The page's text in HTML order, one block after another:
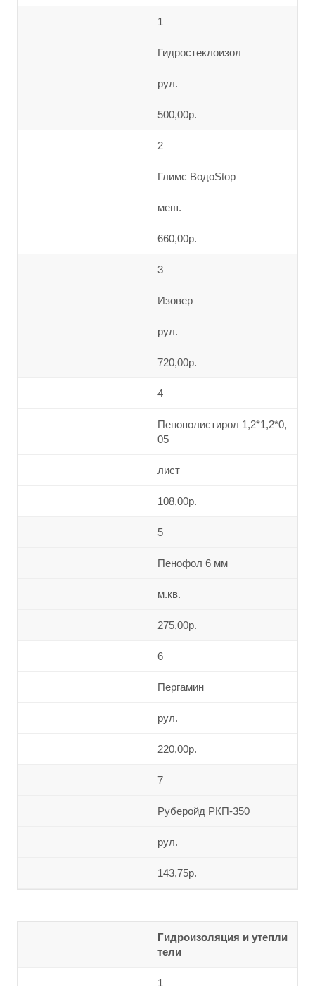
1
Гидростеклоизол
рул.
500,00р.
2
Глимс ВодоStop
меш.
660,00р.
3
Изовер
рул.
720,00р.
4
Пенополистирол 1,2*1,2*0,
05
лист
108,00р.
5
Пенофол 6 мм
м.кв.
275,00р.
6
Пергамин
рул.
220,00р.
7
Руберойд РКП-350
рул.
143,75р.
Гидроизоляция и утепли
тели
1